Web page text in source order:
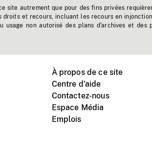
site autrement que pour des fins privées
droits et recours, incluant les recours en
usage non autorisé des plans d'archives et des
À propos de ce site
Centre d'aide
Contactez-nous
Espace Média
Emplois